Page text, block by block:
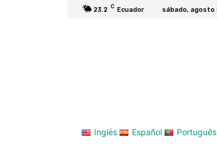
23.2 C Ecuador sábado, agosto
Inglés Español Português